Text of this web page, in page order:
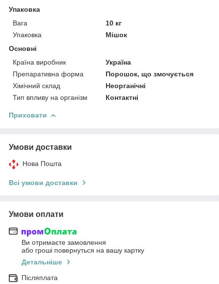
Упаковка
Вага
10 кг
Упаковка
Мішок
Основні
Країна виробник
Україна
Препаративна форма
Порошок, що змочується
Хімічний склад
Неорганічні
Тип впливу на організм
Контактні
Приховати
Умови доставки
Нова Пошта
Всі умови доставки
Умови оплати
Ви отримаєте замовлення
або гроші повернуться на вашу картку
Детальніше
Післяплата